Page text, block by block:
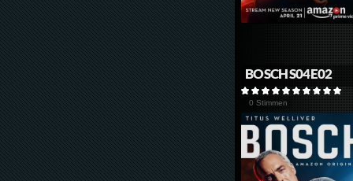
BOSCH S04E02
0 Stimmen